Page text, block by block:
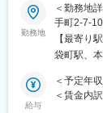
い、社内
け合う社
を生み出
世の中の
◎コンビ
■職務内容
当社が製
活躍いた
フォロー
営業に集
勤務地
＜勤務地
手町2-7-10 広島三井ビルディング８F勤務地最寄駅：広島電鉄宇
品線／ 袋
める事業
【最寄り駅
袋町駅、
給与
＜予定年
＜賃金内